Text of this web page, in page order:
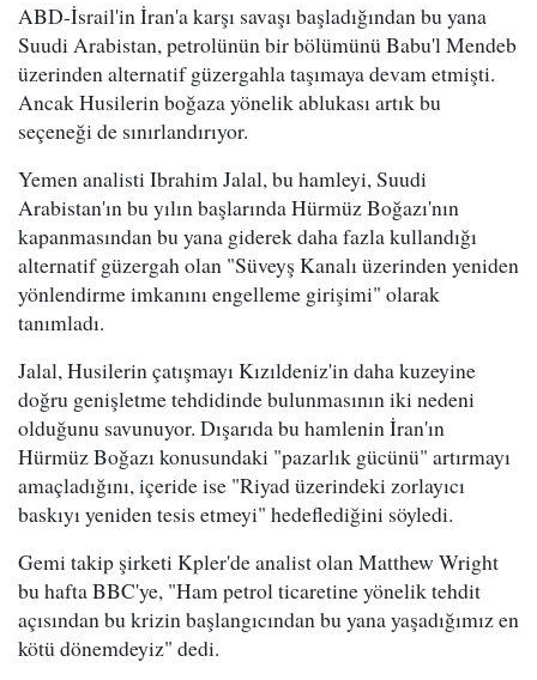
ABD-İsrail'in İran'a karşı savaşı başladığından bu yana
Suudi Arabistan, petrolünün bir bölümünü Babu'l Mendeb
üzerinden alternatif güzergahla taşımaya devam etmişti.
Ancak Husilerin boğaza yönelik ablukası artık bu
seçeneği de sınırlandırıyor.
Yemen analisti Ibrahim Jalal, bu hamleyi, Suudi
Arabistan'ın bu yılın başlarında Hürmüz Boğazı'nın
kapanmasından bu yana giderek daha fazla kullandığı
alternatif güzergah olan "Süveyş Kanalı üzerinden yeniden
yönlendirme imkanını engelleme girişimi" olarak
tanımladı.
Jalal, Husilerin çatışmayı Kızıldeniz'in daha kuzeyine
doğru genişletme tehdidinde bulunmasının iki nedeni
olduğunu savunuyor. Dışarıda bu hamlenin İran'ın
Hürmüz Boğazı konusundaki "pazarlık gücünü" artırmayı
amaçladığını, içeride ise "Riyad üzerindeki zorlayıcı
baskıyı yeniden tesis etmeyi" hedeflediğini söyledi.
Gemi takip şirketi Kpler'de analist olan Matthew Wright
bu hafta BBC'ye, "Ham petrol ticaretine yönelik tehdit
açısından bu krizin başlangıcından bu yana yaşadığımız en
kötü dönemdeyiz" dedi.